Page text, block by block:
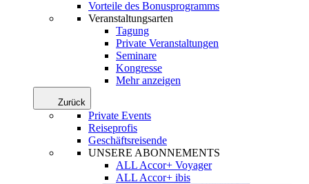
Vorteile des Bonusprogramms
Veranstaltungsarten
Tagung
Private Veranstaltungen
Seminare
Kongresse
Mehr anzeigen
Zurück
Private Events
Reiseprofis
Geschäftsreisende
UNSERE ABONNEMENTS
ALL Accor+ Voyager
ALL Accor+ ibis